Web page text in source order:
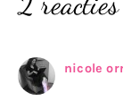
nicole